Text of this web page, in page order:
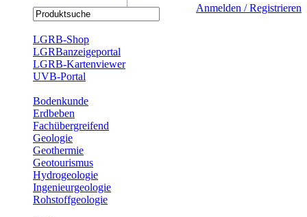
Anmelden / Registrieren
LGRB-Shop
LGRBanzeigeportal
LGRB-Kartenviewer
UVB-Portal
Bodenkunde
Erdbeben
Fachübergreifend
Geologie
Geothermie
Geotourismus
Hydrogeologie
Ingenieurgeologie
Rohstoffgeologie